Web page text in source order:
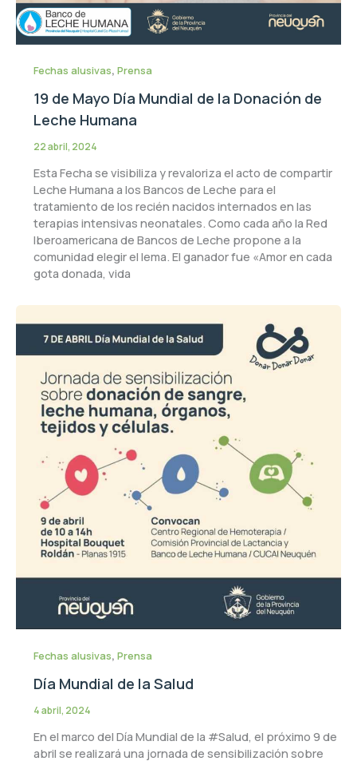
Fechas alusivas, Prensa
19 de Mayo Día Mundial de la Donación de
Leche Humana
22 abril, 2024
Esta Fecha se visibiliza y revaloriza el acto de compartir
Leche Humana a los Bancos de Leche para el
tratamiento de los recién nacidos internados en las
terapias intensivas neonatales. Como cada año la Red
Iberoamericana de Bancos de Leche propone a la
comunidad elegir el lema. El ganador fue «Amor en cada
gota donada, vida
Fechas alusivas, Prensa
Día Mundial de la Salud
4 abril, 2024
En el marco del Día Mundial de la #Salud, el próximo 9 de
abril se realizará una jornada de sensibilización sobre